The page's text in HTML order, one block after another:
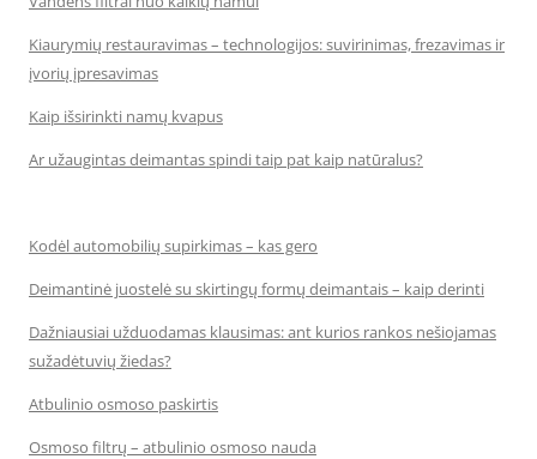
Kiaurymių restauravimas – technologijos: suvirinimas, frezavimas ir
įvorių įpresavimas
Kaip išsirinkti namų kvapus
Ar užaugintas deimantas spindi taip pat kaip natūralus?
Kodėl automobilių supirkimas – kas gero
Deimantinė juostelė su skirtingų formų deimantais – kaip derinti
Dažniausiai užduodamas klausimas: ant kurios rankos nešiojamas
sužadėtuvių žiedas?
Atbulinio osmoso paskirtis
Osmoso filtrų – atbulinio osmoso nauda